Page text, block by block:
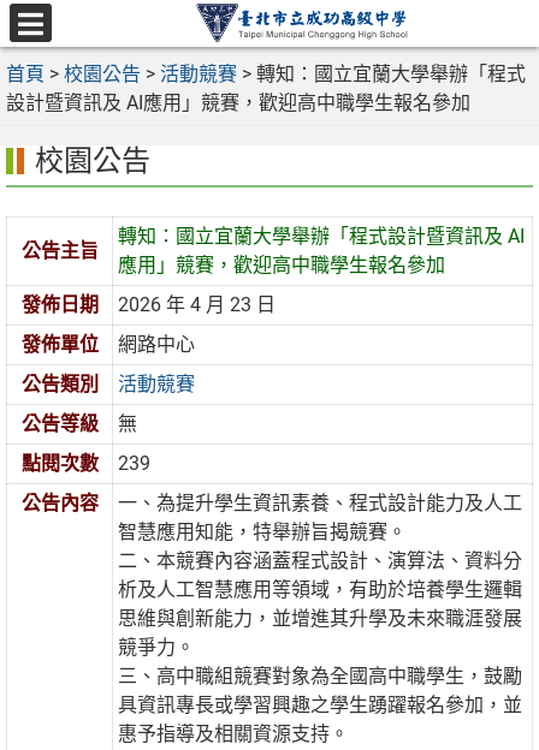
跳
至
主
要
區
選
單
首頁 > 校園公告 > 活動競賽 > 轉知：國立宜蘭大學舉辦「程式
設計暨資訊及 AI應用」競賽，歡迎高中職學生報名參加
校園公告
公告主旨
轉知：國立宜蘭大學舉辦「程式設計暨資訊及 AI
應用」競賽，歡迎高中職學生報名參加
發佈日期
2026 年 4 月 23 日
發佈單位
網路中心
公告類別
活動競賽
公告等級
無
點閱次數
239
公告內容
一、為提升學生資訊素養、程式設計能力及人工
智慧應用知能，特舉辦旨揭競賽。
二、本競賽內容涵蓋程式設計、演算法、資料分
析及人工智慧應用等領域，有助於培養學生邏輯
思維與創新能力，並增進其升學及未來職涯發展
競爭力。
三、高中職組競賽對象為全國高中職學生，鼓勵
具資訊專長或學習興趣之學生踴躍報名參加，並
惠予指導及相關資源支持。